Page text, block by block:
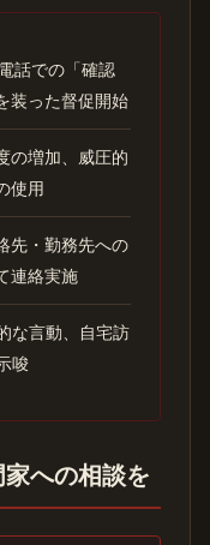
話での「確認
装った督促開始
の増加、威圧的
使用
先・勤務先への
連絡実施
な言動、自宅訪
唆
への相談を